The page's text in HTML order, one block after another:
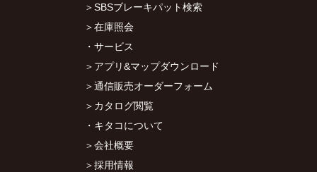
＞SBSブレーキパット検索
＞在庫照会
・サービス
＞アプリ&マップダウンロード
＞通信販売オーダーフォーム
＞カタログ閲覧
・キタコについて
＞会社概要
＞採用情報